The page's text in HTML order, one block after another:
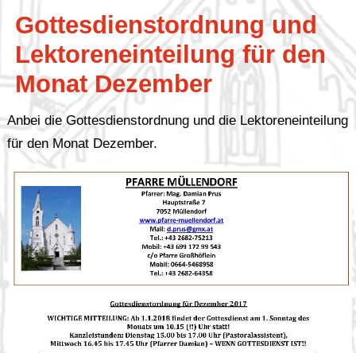
Gottesdienstordnung und
Lektoreneinteilung für den
Monat Dezember
Anbei die Gottesdienstordnung und die Lektoreneinteilung
für den Monat Dezember.